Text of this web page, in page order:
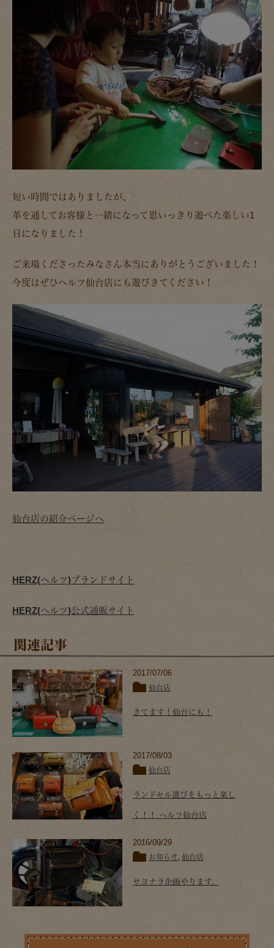
短い時間ではありましたが、
革を通してお客様と一緒になって思いっきり遊べた楽しい1
日になりました！
ご来場くださったみなさん本当にありがとうございました！
今度はぜひヘルツ仙台店にも遊びきてください！
仙台店の紹介ページへ
HERZ(ヘルツ)ブランドサイト
HERZ(ヘルツ)公式通販サイト
関連記事
2017/07/06
仙台店
きてます！仙台にも！
2017/08/03
仙台店
ランドセル選びをもっと楽し
く！！ ヘルツ仙台店
2016/09/29
お知らせ, 仙台店
サヨナラ企画やります。